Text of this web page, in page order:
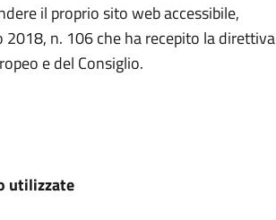
il proprio sito web accessibile,
n. 106 che ha recepito la direttiva
e del Consiglio.
utilizzate